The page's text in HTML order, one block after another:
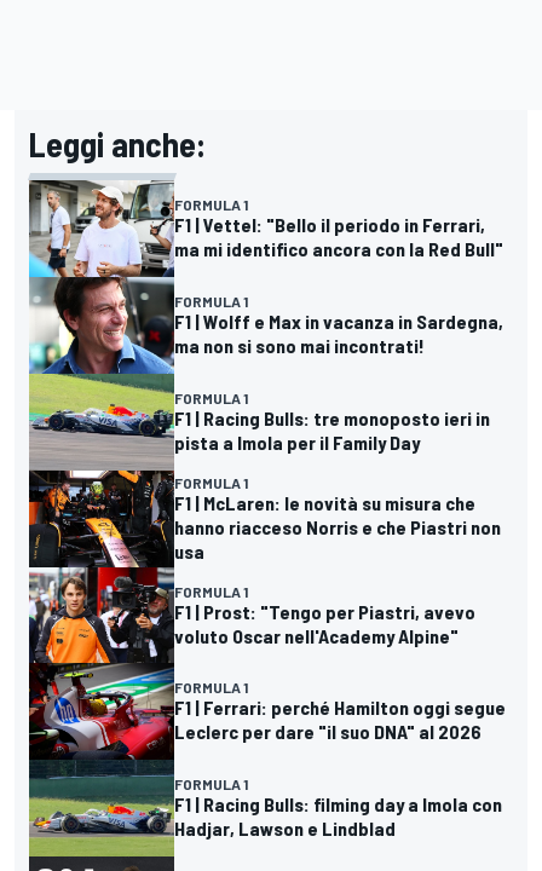
Leggi anche:
FORMULA 1
F1 | Vettel: "Bello il periodo in Ferrari,
ma mi identifico ancora con la Red Bull"
FORMULA 1
F1 | Wolff e Max in vacanza in Sardegna,
ma non si sono mai incontrati!
FORMULA 1
F1 | Racing Bulls: tre monoposto ieri in
pista a Imola per il Family Day
FORMULA 1
F1 | McLaren: le novità su misura che
hanno riacceso Norris e che Piastri non
usa
FORMULA 1
F1 | Prost: "Tengo per Piastri, avevo
voluto Oscar nell'Academy Alpine"
FORMULA 1
F1 | Ferrari: perché Hamilton oggi segue
Leclerc per dare "il suo DNA" al 2026
FORMULA 1
F1 | Racing Bulls: filming day a Imola con
Hadjar, Lawson e Lindblad